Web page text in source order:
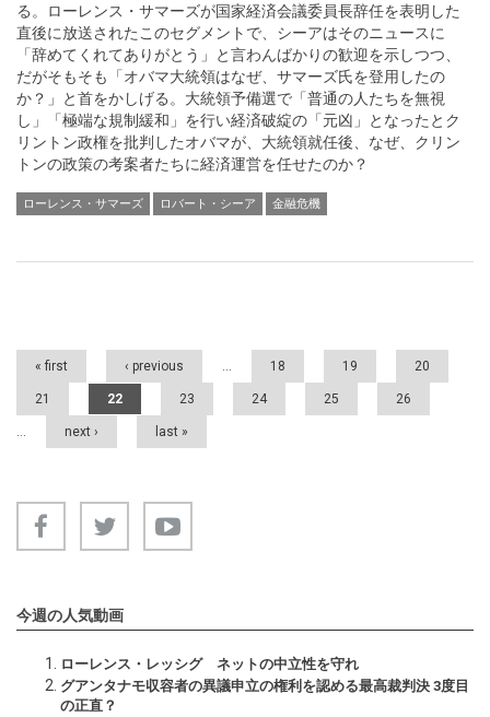
る。ローレンス・サマーズが国家経済会議委員長辞任を表明した
直後に放送されたこのセグメントで、シーアはそのニュースに
「辞めてくれてありがとう」と言わんばかりの歓迎を示しつつ、
だがそもそも「オバマ大統領はなぜ、サマーズ氏を登用したの
か？」と首をかしげる。大統領予備選で「普通の人たちを無視
し」「極端な規制緩和」を行い経済破綻の「元凶」となったとク
リントン政権を批判したオバマが、大統領就任後、なぜ、クリン
トンの政策の考案者たちに経済運営を任せたのか？
ローレンス・サマーズ ロバート・シーア 金融危機
Pages
« first ‹ previous 18 19 20
21 22 23 24 25 26
next › last »
今週の人気動画
ローレンス・レッシグ ネットの中立性を守れ
グアンタナモ収容者の異議申立の権利を認める最高裁判決 3度目
の正直？